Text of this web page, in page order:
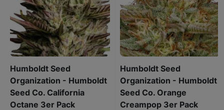
Humboldt Seed
Organization - Humboldt
Seed Co. California
Octane 3er Pack
Humboldt Seed
Organization - Humboldt
Seed Co. Orange
Creampop 3er Pack